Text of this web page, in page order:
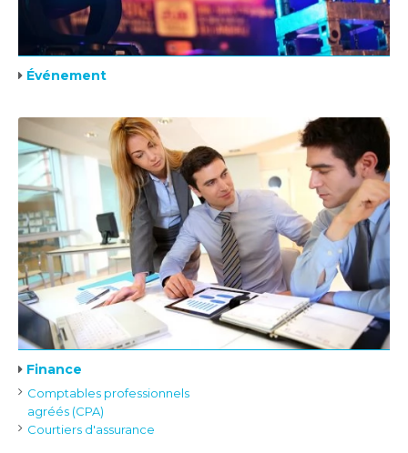
Événement
Finance
Comptables professionnels
agréés (CPA)
Courtiers d'assurance